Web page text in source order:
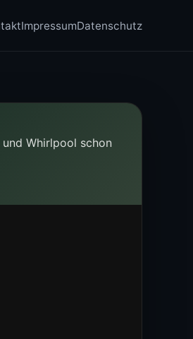
ImpressumDatenschutz
und Whirlpool schon